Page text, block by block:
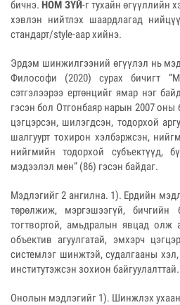
бичнэ.НОМ ЗҮЙ-г тухайн өгүүллийн
хэвлэн нийтлэх шаардлагад
стандарт/style-аар хийнэ.
Эрдэм шинжилгээний өгүүлэл нь
Философи (2020) сурах бичигт
сэтгэлээрээ ертөнцийг ямар нэг
гэсэн бол Отгонбаяр нарын 2007 оны
цэгцэрсэн, шилэгдсэн, тодорхой
шалгуурт тохирон хэлбэржсэн,
нийгмийн тодорхой субъектүүд,
мэдээлэл мөн” (86) гэсэн байдаг.
Мэдлэгийг 2 ангилна. 1). Ердийн
төрөлжиж, мэргэшээгүй, бичгийн
тогтвортой, амьдралын явцад
объектив агуулгатай, эмхэрч
системлэг шинжтэй, судалгааны
институтэжсэн зохион байгуулалттай.
Онолын мэдлэгийг 1). Шинжлэх